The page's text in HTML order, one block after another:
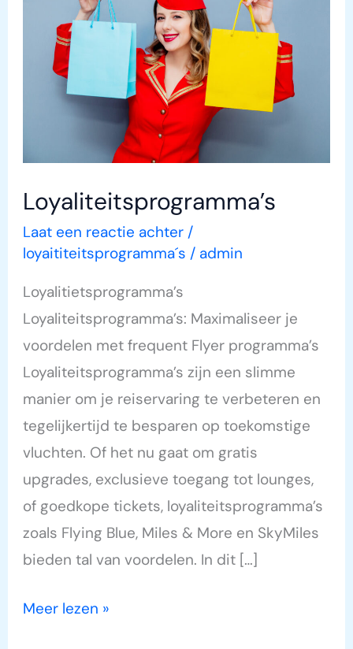
Loyaliteitsprogramma’s
Laat een reactie achter /
loyaititeitsprogramma´s / admin
Loyalitietsprogramma’s
Loyaliteitsprogramma’s: Maximaliseer je
voordelen met frequent Flyer programma’s
Loyaliteitsprogramma’s zijn een slimme
manier om je reiservaring te verbeteren en
tegelijkertijd te besparen op toekomstige
vluchten. Of het nu gaat om gratis
upgrades, exclusieve toegang tot lounges,
of goedkope tickets, loyaliteitsprogramma’s
zoals Flying Blue, Miles & More en SkyMiles
bieden tal van voordelen. In dit […]
Meer lezen »